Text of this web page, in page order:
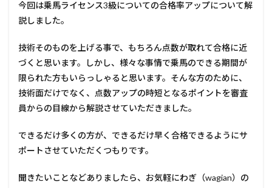
今回は乗馬ライセンス3級についての合格率アップについて解
説しました。
技術そのものを上げる事で、もちろん点数が取れて合格に近
づくと思います。しかし、様々な事情で乗馬のできる期間が
限られた方もいらっしゃると思います。そんな方のために、
技術面だけでなく、点数アップの時短となるポイントを審査
員からの目線から解説させていただきました。
できるだけ多くの方が、できるだけ早く合格できるようにサ
ポートさせていただくつもりです。
聞きたいことなどありましたら、お気軽にわぎ（wagian）の